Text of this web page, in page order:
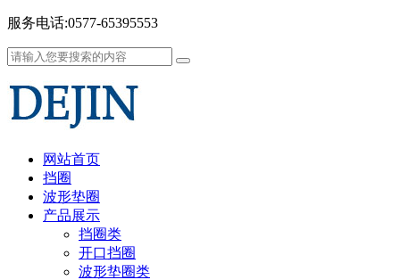
服务电话:0577-65395553
网站首页
挡圈
波形垫圈
产品展示
挡圈类
开口挡圈
波形垫圈类